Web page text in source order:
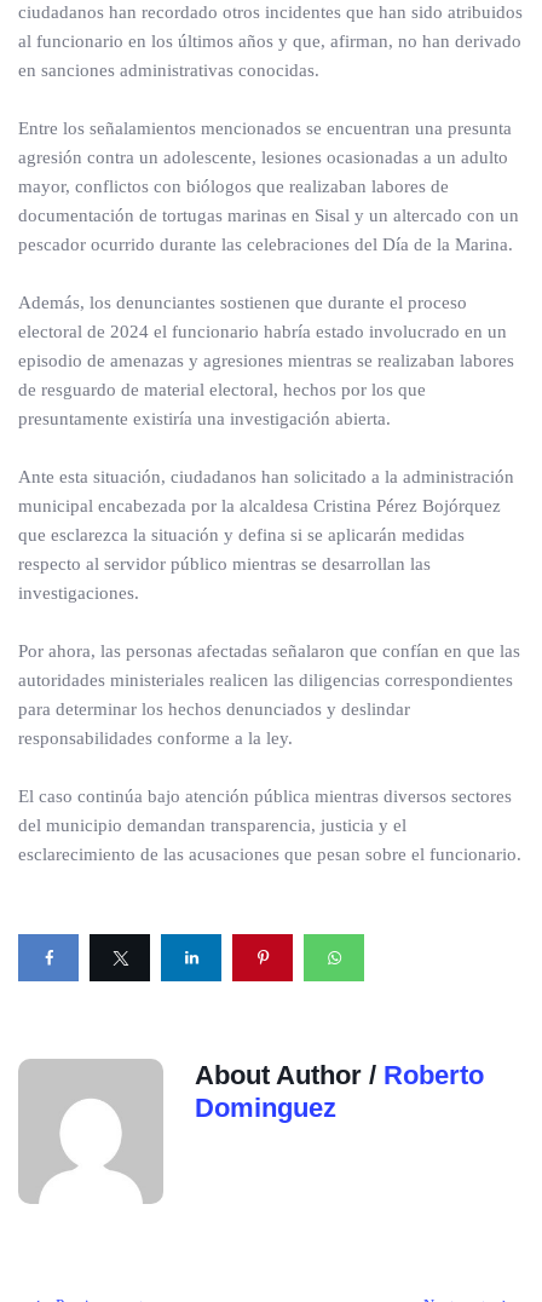
ciudadanos han recordado otros incidentes que han sido atribuidos
al funcionario en los últimos años y que, afirman, no han derivado
en sanciones administrativas conocidas.
Entre los señalamientos mencionados se encuentran una presunta
agresión contra un adolescente, lesiones ocasionadas a un adulto
mayor, conflictos con biólogos que realizaban labores de
documentación de tortugas marinas en Sisal y un altercado con un
pescador ocurrido durante las celebraciones del Día de la Marina.
Además, los denunciantes sostienen que durante el proceso
electoral de 2024 el funcionario habría estado involucrado en un
episodio de amenazas y agresiones mientras se realizaban labores
de resguardo de material electoral, hechos por los que
presuntamente existiría una investigación abierta.
Ante esta situación, ciudadanos han solicitado a la administración
municipal encabezada por la alcaldesa Cristina Pérez Bojórquez
que esclarezca la situación y defina si se aplicarán medidas
respecto al servidor público mientras se desarrollan las
investigaciones.
Por ahora, las personas afectadas señalaron que confían en que las
autoridades ministeriales realicen las diligencias correspondientes
para determinar los hechos denunciados y deslindar
responsabilidades conforme a la ley.
El caso continúa bajo atención pública mientras diversos sectores
del municipio demandan transparencia, justicia y el
esclarecimiento de las acusaciones que pesan sobre el funcionario.
About Author / Roberto
Dominguez